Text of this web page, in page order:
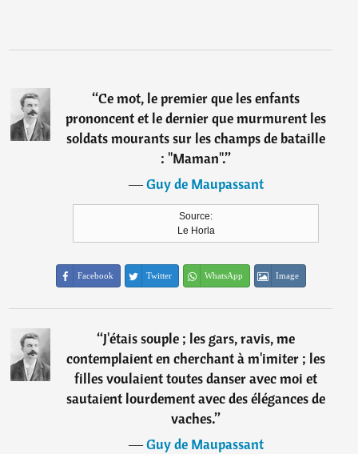
“Ce mot, le premier que les enfants
prononcent et le dernier que murmurent les
soldats mourants sur les champs de bataille
: "Maman".”
―Guy de Maupassant
Source:
Le Horla
Facebook Twitter WhatsApp Image
“J'étais souple ; les gars, ravis, me
contemplaient en cherchant à m'imiter ; les
filles voulaient toutes danser avec moi et
sautaient lourdement avec des élégances de
vaches.”
―Guy de Maupassant